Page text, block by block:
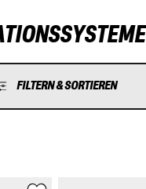
FILTERN & SORTIEREN